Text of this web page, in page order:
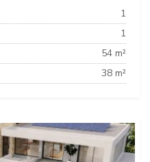
1
1
54 m²
38 m²